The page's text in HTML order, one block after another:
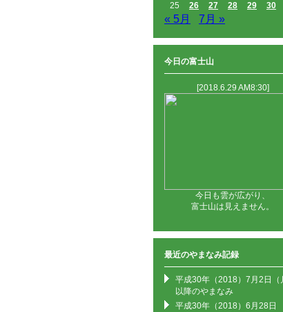
25
26 27 28 29 30
« 5月 7月 »
今日の富士山
[2018.6.29 AM8:30]
今日も雲が広がり、
富士山は見えません。
最近のやまなみ記録
平成30年（2018）7月2日（
以降のやまなみ
平成30年（2018）6月28日